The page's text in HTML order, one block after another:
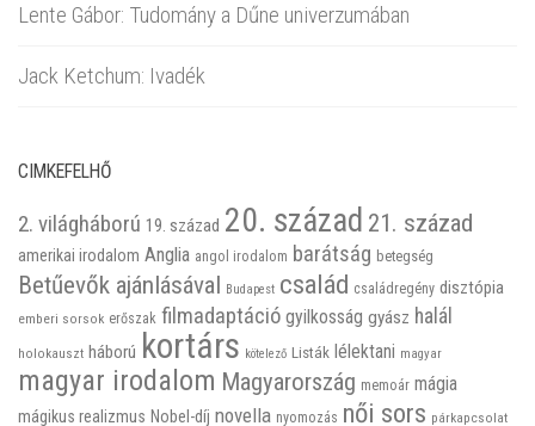
Lente Gábor: Tudomány a Dűne univerzumában
Jack Ketchum: Ivadék
CIMKEFELHŐ
2. világháború 19. század 20. század 21. század
amerikai irodalom Anglia angol irodalom barátság betegség
Betűevők ajánlásával Budapest család családregény disztópia
emberi sorsok erőszak filmadaptáció gyilkosság gyász halál
holokauszt háború kortárs kötelező Listák lélektani magyar
magyar irodalom Magyarország memoár mágia
mágikus realizmus Nobel-díj novella nyomozás női sors párkapcsolat